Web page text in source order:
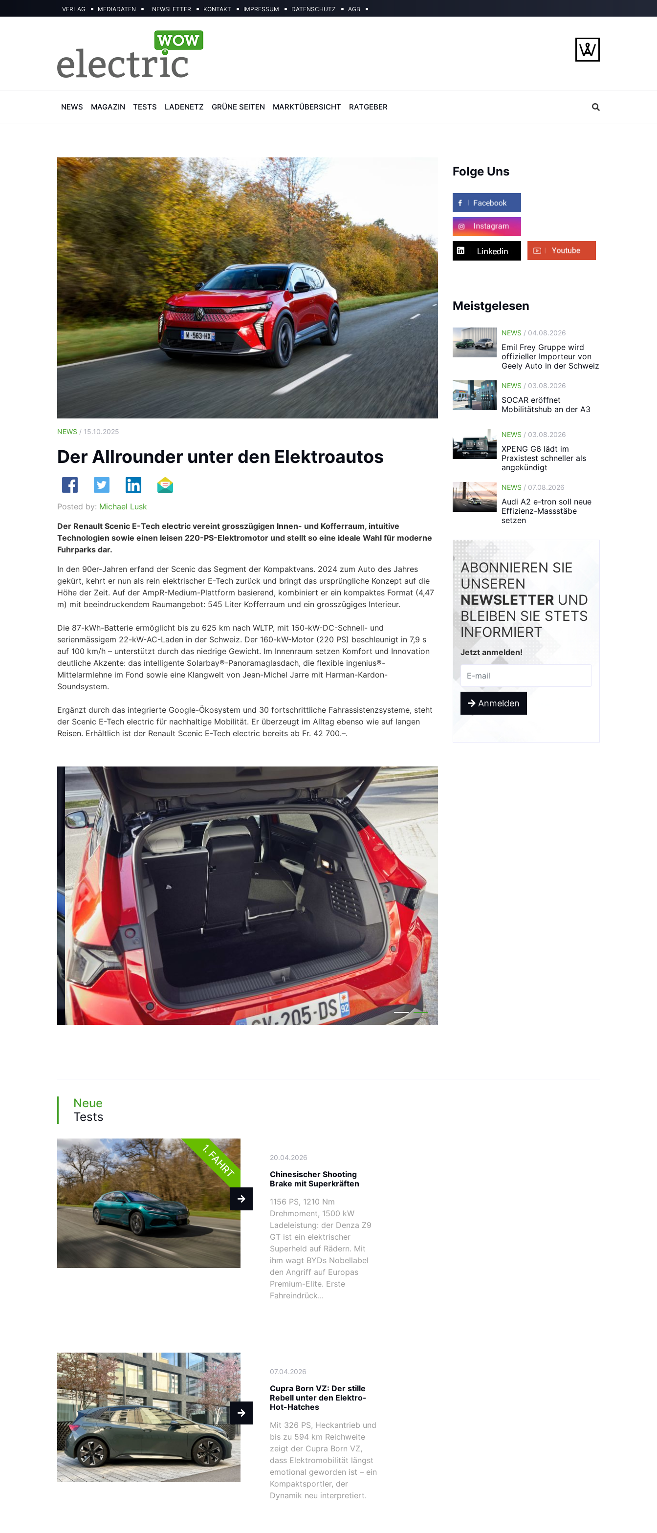
VERLAG MEDIADATEN NEWSLETTER KONTAKT IMPRESSUM DATENSCHUTZ AGB
NEWS MAGAZIN TESTS LADENETZ GRÜNE SEITEN MARKTÜBERSICHT RATGEBER
NEWS / 15.10.2025
Der Allrounder unter den Elektroautos
Posted by: Michael Lusk
Der Renault Scenic E-Tech electric vereint grosszügigen Innen- und Kofferraum, intuitive
Technologien sowie einen leisen 220-PS-Elektromotor und stellt so eine ideale Wahl für moderne
Fuhrparks dar.
In den 90er-Jahren erfand der Scenic das Segment der Kompaktvans. 2024 zum Auto des Jahres
gekürt, kehrt er nun als rein elektrischer E-Tech zurück und bringt das ursprüngliche Konzept auf die
Höhe der Zeit. Auf der AmpR-Medium-Plattform basierend, kombiniert er ein kompaktes Format (4,47
m) mit beeindruckendem Raumangebot: 545 Liter Kofferraum und ein grosszügiges Interieur.
Die 87-kWh-Batterie ermöglicht bis zu 625 km nach WLTP, mit 150-kW-DC-Schnell- und
serienmässigem 22-kW-AC-Laden in der Schweiz. Der 160-kW-Motor (220 PS) beschleunigt in 7,9 s
auf 100 km/h – unterstützt durch das niedrige Gewicht. Im Innenraum setzen Komfort und Innovation
deutliche Akzente: das intelligente Solarbay®-Panoramaglasdach, die flexible ingenius®-
Mittelarmlehne im Fond sowie eine Klangwelt von Jean-Michel Jarre mit Harman-Kardon-
Soundsystem.
Ergänzt durch das integrierte Google-Ökosystem und 30 fortschrittliche Fahrassistenzsysteme, steht
der Scenic E-Tech electric für nachhaltige Mobilität. Er überzeugt im Alltag ebenso wie auf langen
Reisen. Erhältlich ist der Renault Scenic E-Tech electric bereits ab Fr. 42 700.–.
Folge Uns
Meistgelesen
NEWS / 04.08.2026
Emil Frey Gruppe wird
offizieller Importeur von
Geely Auto in der Schweiz
NEWS / 03.08.2026
SOCAR eröffnet
Mobilitätshub an der A3
NEWS / 03.08.2026
XPENG G6 lädt im
Praxistest schneller als
angekündigt
NEWS / 07.08.2026
Audi A2 e-tron soll neue
Effizienz-Massstäbe
setzen
ABONNIEREN SIE
UNSEREN
NEWSLETTER UND
BLEIBEN SIE STETS
INFORMIERT
Jetzt anmelden!
Anmelden
Neue
Tests
1. FAHRT 20.04.2026
Chinesischer Shooting
Brake mit Superkräften
1156 PS, 1210 Nm
Drehmoment, 1500 kW
Ladeleistung: der Denza Z9
GT ist ein elektrischer
Superheld auf Rädern. Mit
ihm wagt BYDs Nobellabel
den Angriff auf Europas
Premium-Elite. Erste
Fahreindrück...
07.04.2026
Cupra Born VZ: Der stille
Rebell unter den Elektro-
Hot-Hatches
Mit 326 PS, Heckantrieb und
bis zu 594 km Reichweite
zeigt der Cupra Born VZ,
dass Elektromobilität längst
emotional geworden ist – ein
Kompaktsportler, der
Dynamik neu interpretiert.